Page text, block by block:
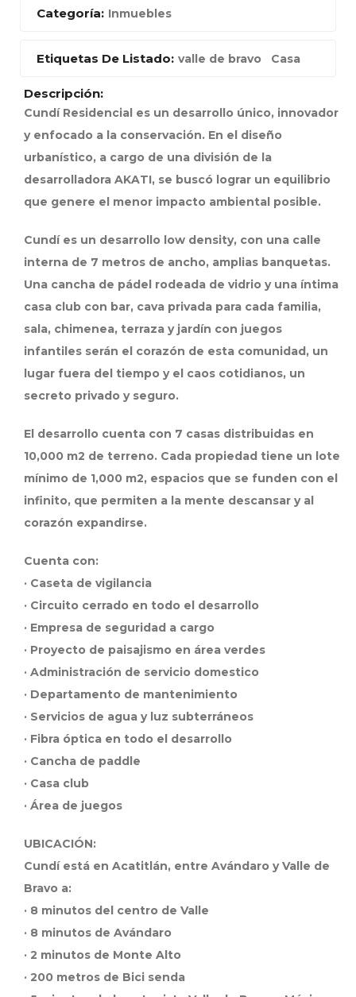
Categoría: Inmuebles
Etiquetas De Listado: valle de bravo Casa
Descripción:
Cundí Residencial es un desarrollo único, innovador
y enfocado a la conservación. En el diseño
urbanístico, a cargo de una división de la
desarrolladora AKATI, se buscó lograr un equilibrio
que genere el menor impacto ambiental posible.
Cundí es un desarrollo low density, con una calle
interna de 7 metros de ancho, amplias banquetas.
Una cancha de pádel rodeada de vidrio y una íntima
casa club con bar, cava privada para cada familia,
sala, chimenea, terraza y jardín con juegos
infantiles serán el corazón de esta comunidad, un
lugar fuera del tiempo y el caos cotidianos, un
secreto privado y seguro.
El desarrollo cuenta con 7 casas distribuidas en
10,000 m2 de terreno. Cada propiedad tiene un lote
mínimo de 1,000 m2, espacios que se funden con el
infinito, que permiten a la mente descansar y al
corazón expandirse.
Cuenta con:
· Caseta de vigilancia
· Circuito cerrado en todo el desarrollo
· Empresa de seguridad a cargo
· Proyecto de paisajismo en área verdes
· Administración de servicio domestico
· Departamento de mantenimiento
· Servicios de agua y luz subterráneos
· Fibra óptica en todo el desarrollo
· Cancha de paddle
· Casa club
· Área de juegos
UBICACIÓN:
Cundí está en Acatitlán, entre Avándaro y Valle de
Bravo a:
· 8 minutos del centro de Valle
· 8 minutos de Avándaro
· 2 minutos de Monte Alto
· 200 metros de Bici senda